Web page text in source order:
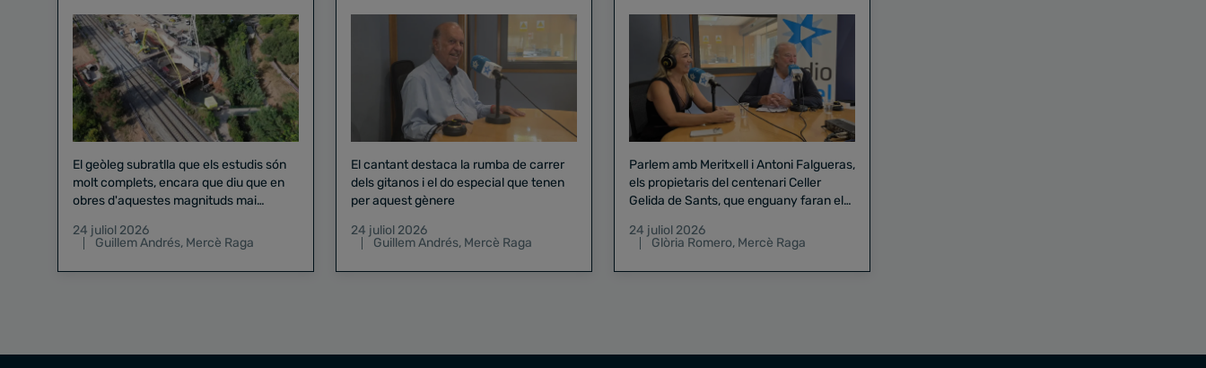
El geòleg subratlla que els estudis són
molt complets, encara que diu que en
obres d'aquestes magnituds mai
24 juliol 2026
Guillem Andrés, Mercè Raga
El cantant destaca la rumba de carrer
dels gitanos i el do especial que tenen
per aquest gènere
24 juliol 2026
Guillem Andrés, Mercè Raga
Parlem amb Meritxell i Antoni Falgueras,
els propietaris del centenari Celler
Gelida de Sants, que enguany faran el
24 juliol 2026
Glòria Romero, Mercè Raga